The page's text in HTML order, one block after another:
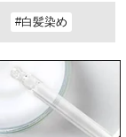
#白髪染め